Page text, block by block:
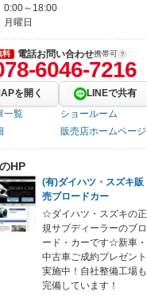
0:00～18:00
月曜日
料 電話お問い合わせ携帯可
6046-7216
を開く
LINEで共有
一覧
ショールーム
販売店ホームページ
HP
(有)ダイハツ・スズキ販
売ブロードカー
☆ダイハツ・スズキの正
規サブディーラーのブロ
ード・カーです☆新車・
中古車ご成約プレゼント
実施中！自社整備工場も
完備しています！